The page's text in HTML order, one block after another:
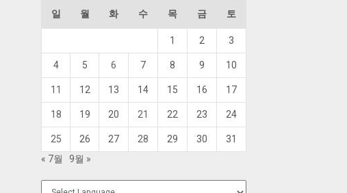
일 월 화 수 목 금 토
1 2 3
4 5 6 7 8 9 10
11 12 13 14 15 16 17
18 19 20 21 22 23 24
25 26 27 28 29 30
31
« 7월
9월 »